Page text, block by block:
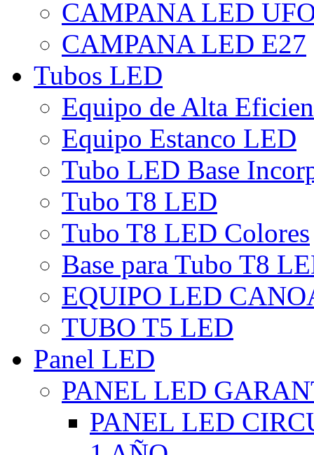
CAMPANA LED
CAMPANA LED E27
Tubos LED
Equipo de Alta
Equipo Estanco LED
Tubo LED Base
Tubo T8 LED
Tubo T8 LED Colores
Base para Tubo T8
EQUIPO LED
TUBO T5 LED
Panel LED
PANEL LED
PANEL LED